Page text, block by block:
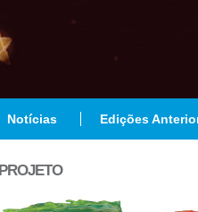
Notícias Edições